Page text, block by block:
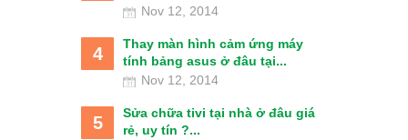
Nov 12, 2014
4
Thay màn hình cảm ứng máy
tính bảng asus ở đâu tại...
Nov 12, 2014
5
Sửa chữa tivi tại nhà ở đâu giá
rẻ, uy tín ?...